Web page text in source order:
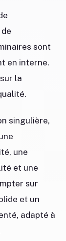
sont
en interne.
la
singulière,
une
et une
sur
et un
adapté à